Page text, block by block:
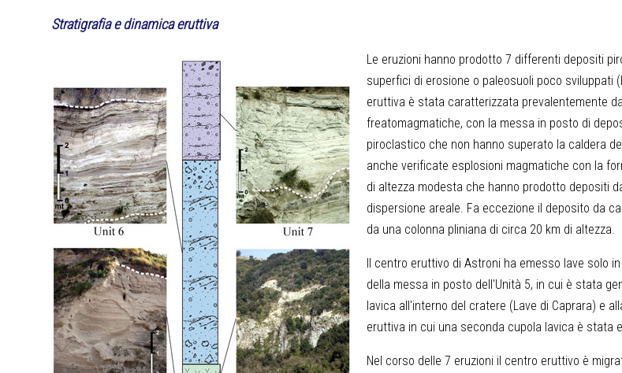
Stratigrafia e dinamica eruttiva
Le eruzioni hanno prodotto 7 differenti depositi
superfici di erosione o paleosuoli poco sviluppati
eruttiva è stata caratterizzata prevalentemente
freatomagmatiche, con la messa in posto di
piroclastico che non hanno superato la caldera
anche verificate esplosioni magmatiche con la
di altezza modesta che hanno prodotto depositi
dispersione areale. Fa eccezione il deposito da
da una colonna pliniana di circa 20 km di altezza.
Il centro eruttivo di Astroni ha emesso lave solo
della messa in posto dell'Unità 5, in cui è stata
lavica all'interno del cratere (Lave di Caprara) e
eruttiva in cui una seconda cupola lavica è stata
Nel corso delle 7 eruzioni il centro eruttivo è